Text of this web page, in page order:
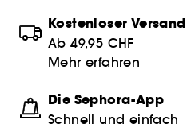
Kostenloser Versand
Ab 49,95 CHF
Mehr erfahren
Die Sephora-App
Schnell und einfach